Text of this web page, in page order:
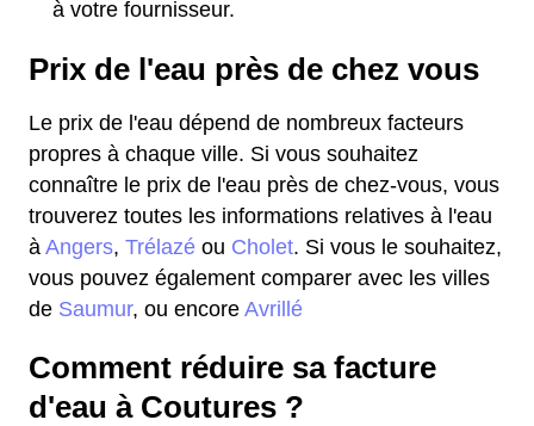
à votre fournisseur.
Prix de l'eau près de chez vous
Le prix de l'eau dépend de nombreux facteurs
propres à chaque ville. Si vous souhaitez
connaître le prix de l'eau près de chez-vous, vous
trouverez toutes les informations relatives à l'eau
à Angers, Trélazé ou Cholet. Si vous le souhaitez,
vous pouvez également comparer avec les villes
de Saumur, ou encore Avrillé
Comment réduire sa facture
d'eau à Coutures ?